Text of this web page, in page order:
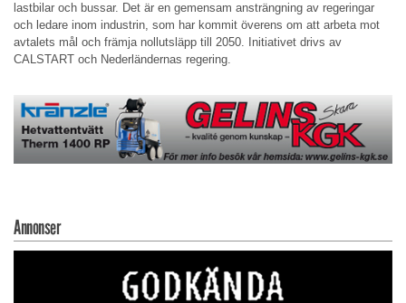
lastbilar och bussar. Det är en gemensam ansträngning av regeringar
och ledare inom industrin, som har kommit överens om att arbeta mot
avtalets mål och främja nollutsläpp till 2050. Initiativet drivs av
CALSTART och Nederländernas regering.
Annonser